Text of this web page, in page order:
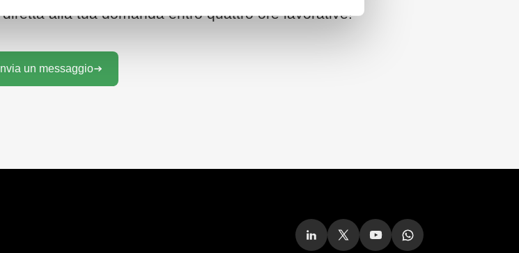
diretta alla tua domanda entro quattro ore lavorative!
Invia un messaggio